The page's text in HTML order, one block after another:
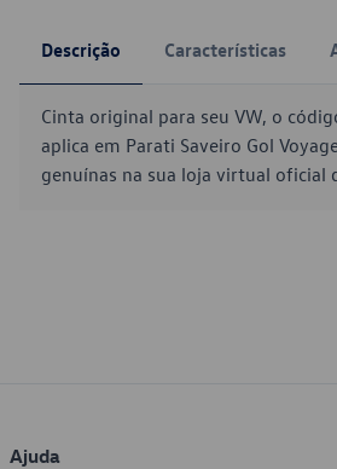
Descrição Características
Cinta original para seu VW, o
aplica em Parati Saveiro Gol
genuínas na sua loja virtual oficial
Ajuda